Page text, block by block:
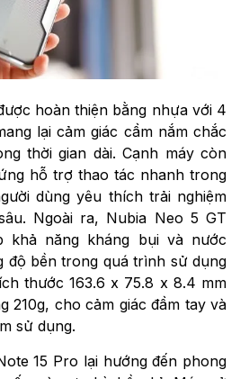
hoàn thiện bằng nhựa với 4
lại cảm giác cầm nắm chắc
thời gian dài. Cạnh máy còn
hỗ trợ thao tác nhanh trong
dùng yêu thích trải nghiệm
Ngoài ra, Nubia Neo 5 GT
khả năng kháng bụi và nước
độ bền trong quá trình sử dụng
thước 163.6 x 75.8 x 8.4 mm
210g, cho cảm giác đầm tay và
sử dụng.
15 Pro lại hướng đến phong